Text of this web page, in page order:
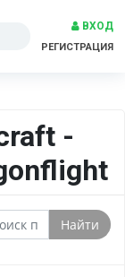
ВХОД
РЕГИСТРАЦИЯ
-
Найти